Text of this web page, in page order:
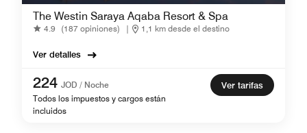
The Westin Saraya Aqaba Resort & Spa
4.9 (187 opiniones) | 1,1 km desde el destino
Ver detalles
224 JOD / Noche
Todos los impuestos y cargos están
incluidos
Ver tarifas